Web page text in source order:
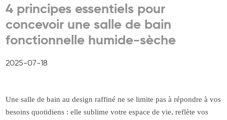
4 principes essentiels pour
concevoir une salle de bain
fonctionnelle humide-sèche
2025-07-18
Une salle de bain au design raffiné ne se limite pas à répondre à vos
besoins quotidiens : elle sublime votre espace de vie, reflète vos